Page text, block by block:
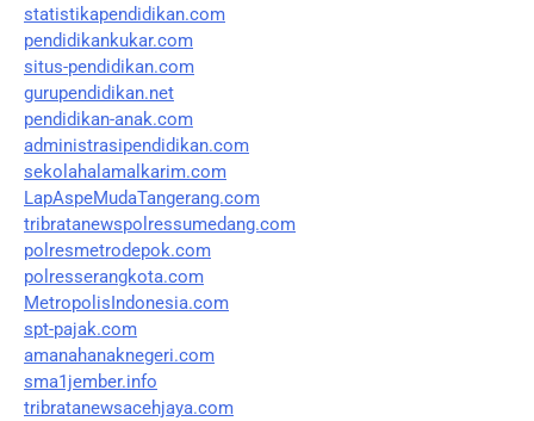
statistikapendidikan.com
pendidikankukar.com
situs-pendidikan.com
gurupendidikan.net
pendidikan-anak.com
administrasipendidikan.com
sekolahalamalkarim.com
LapAspeMudaTangerang.com
tribratanewspolressumedang.com
polresmetrodepok.com
polresserangkota.com
MetropolisIndonesia.com
spt-pajak.com
amanahanaknegeri.com
sma1jember.info
tribratanewsacehjaya.com